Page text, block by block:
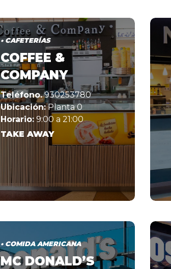
• CAFETERÍAS
COFFEE &
COMPANY
Teléfono.930253780
Ubicación:Planta 0
Horario: 9:00 a 21:00
TAKE AWAY
• COMIDA AMERICANA
MC DONALD’S